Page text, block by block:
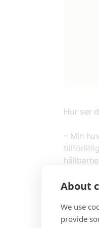
Hur ser
– Min
att fler
About
We use
provide